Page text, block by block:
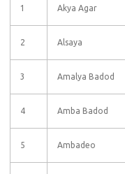
1 Akya Agar
2 Alsaya
3 Amalya Badod
4 Amba Badod
5 Ambadeo